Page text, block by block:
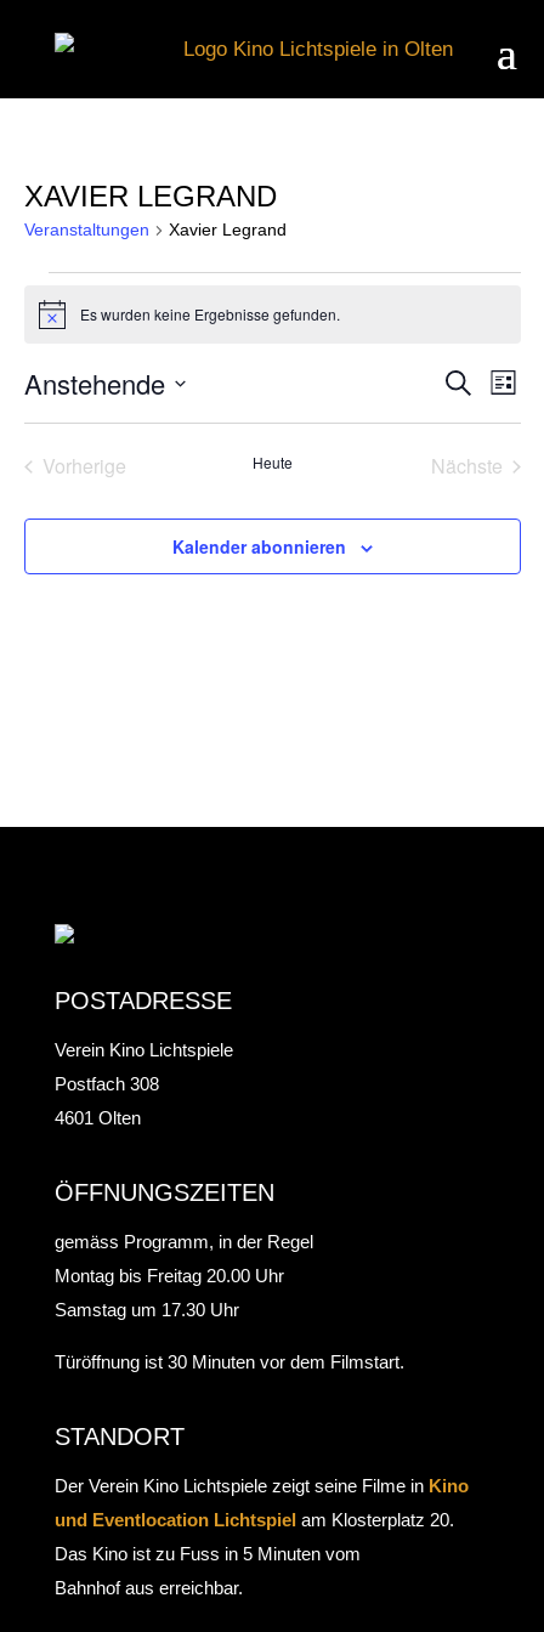
XAVIER LEGRAND
Veranstaltungen Xavier Legrand
VERANSTALTUNGEN
HinweisEs wurden keine Ergebnisse gefunden.
UND
Suche
Liste
Anstehende
Datum
Vorherige
Heute
Nächste
Kalender abonnieren
POSTADRESSE
Verein Kino Lichtspiele
Postfach 308
4601 Olten
ÖFFNUNGSZEITEN
gemäss Programm, in der Regel
Montag bis Freitag 20.00 Uhr
Samstag um 17.30 Uhr
Türöffnung ist 30 Minuten vor dem Filmstart.
STANDORT
Der Verein Kino Lichtspiele zeigt seine Filme in Kino
und Eventlocation Lichtspielam Klosterplatz 20.
Das Kino ist zu Fuss in 5 Minuten vom
Bahnhof aus erreichbar.